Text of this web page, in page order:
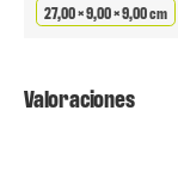
27,00 × 9,00 × 9,00 cm
Valoraciones